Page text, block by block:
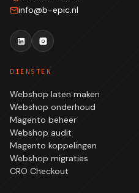
info@b-epic.nl
DIENSTEN
Webshop laten maken
Webshop onderhoud
Magento beheer
Webshop audit
Magento koppelingen
Webshop migraties
CRO Checkout